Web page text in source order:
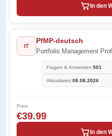
In den
IT
PfMP-deutsch
Portfolio Management
Fragen & Antworten:501
Aktualisiert:08.08.2026
Preis
€39.99
In den